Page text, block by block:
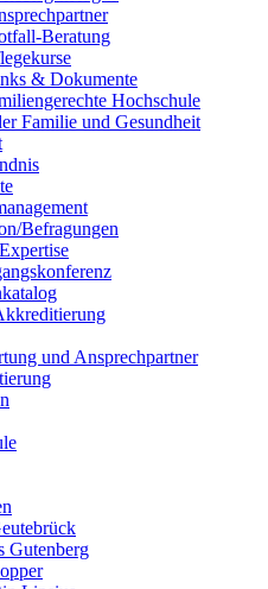
Beratung
& Dokumente
Hochschule
Familie und Gesundheit
Befragungen
und Ansprechpartner
Gutenberg